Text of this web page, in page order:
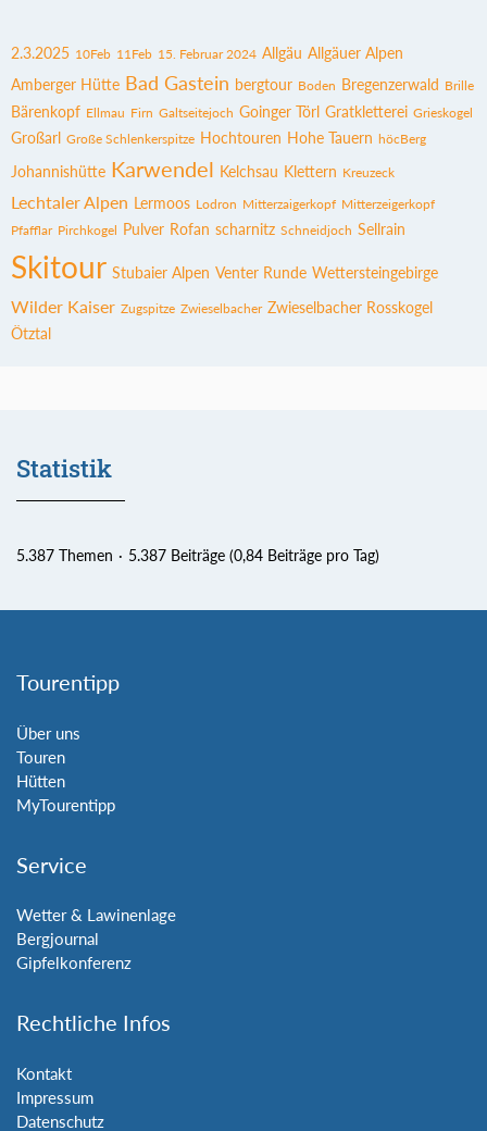
2.3.2025 10Feb 11Feb 15. Februar 2024 Allgäu Allgäuer Alpen
Amberger Hütte Bad Gastein bergtour Boden Bregenzerwald Brille
Bärenkopf Ellmau Firn Galtseitejoch Goinger Törl Gratkletterei Grieskogel
Großarl Große Schlenkerspitze Hochtouren Hohe Tauern höcBerg
Johannishütte Karwendel Kelchsau Klettern Kreuzeck
Lechtaler Alpen Lermoos Lodron Mitterzaigerkopf Mitterzeigerkopf
Pfafflar Pirchkogel Pulver Rofan scharnitz Schneidjoch Sellrain
Skitour Stubaier Alpen Venter Runde Wettersteingebirge
Wilder Kaiser Zugspitze Zwieselbacher Zwieselbacher Rosskogel
Ötztal
Statistik
5.387 Themen 5.387 Beiträge (0,84 Beiträge pro Tag)
Tourentipp
Über uns
Touren
Hütten
MyTourentipp
Service
Wetter & Lawinenlage
Bergjournal
Gipfelkonferenz
Rechtliche Infos
Kontakt
Impressum
Datenschutz